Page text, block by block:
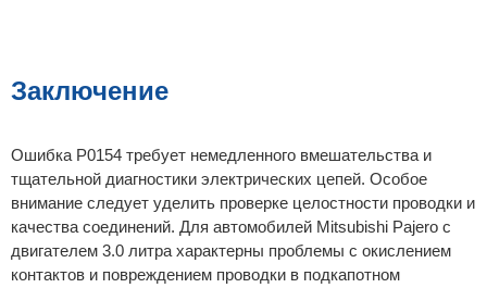
Заключение
Ошибка P0154 требует немедленного вмешательства и
тщательной диагностики электрических цепей. Особое
внимание следует уделить проверке целостности проводки и
качества соединений. Для автомобилей Mitsubishi Pajero с
двигателем 3.0 литра характерны проблемы с окислением
контактов и повреждением проводки в подкапотном